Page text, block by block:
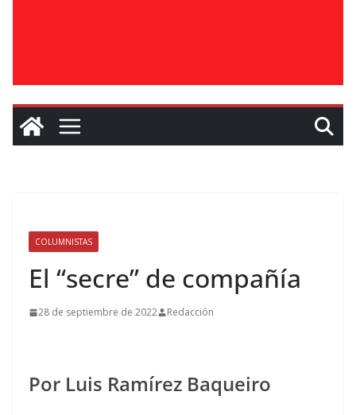
COLUMNISTAS
El “secre” de compañía
28 de septiembre de 2022 Redacción
Por Luis Ramírez Baqueiro